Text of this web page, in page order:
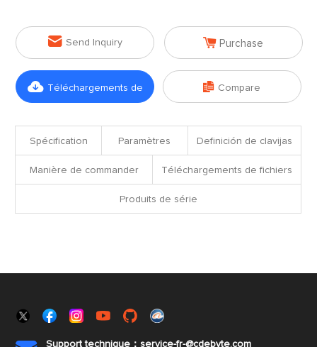
 Send Inquiry  Purchase
 Téléchargements de  Compare
Spécification Paramètres Definición de clavijas
Manière de commander Téléchargements de fichiers
Produits de série
Support technique：service-fr-@cdebyte.com